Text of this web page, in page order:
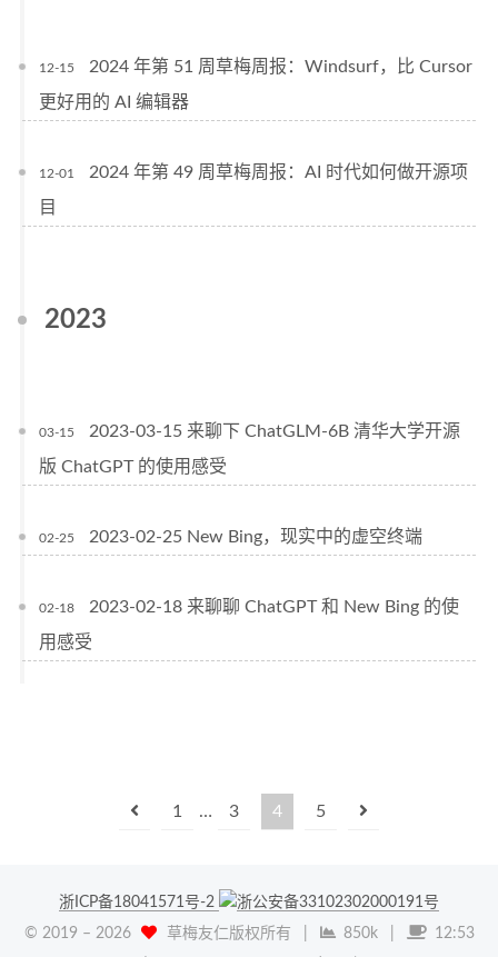
12-15
2024 年第 51 周草梅周报：Windsurf，比 Cursor
更好用的 AI 编辑器
12-01
2024 年第 49 周草梅周报：AI 时代如何做开源项
目
2023
03-15
2023-03-15 来聊下 ChatGLM-6B 清华大学开源
版 ChatGPT 的使用感受
02-25 2023-02-25 New Bing，现实中的虚空终端
02-18
2023-02-18 来聊聊 ChatGPT 和 New Bing 的使
用感受
1 … 3 4 5
浙ICP备18041571号-2
浙公安备33102302000191号
© 2019 – 2026 草梅友仁版权所有 850k 12:53